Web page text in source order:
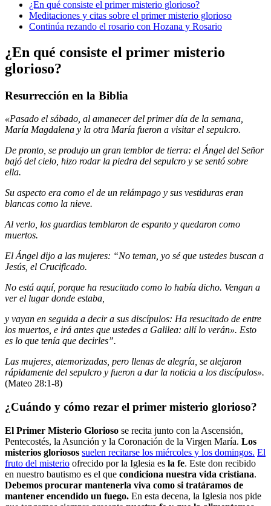
¿En qué consiste el primer misterio glorioso?
Meditaciones y citas sobre el primer misterio glorioso
Continúa rezando el rosario con Hozana y Rosario
¿En qué consiste el primer misterio
glorioso?
Resurrección en la Biblia
«Pasado el sábado, al amanecer del primer día de la semana,
María Magdalena y la otra María fueron a visitar el sepulcro.
De pronto, se produjo un gran temblor de tierra: el Ángel del Señor
bajó del cielo, hizo rodar la piedra del sepulcro y se sentó sobre
ella.
Su aspecto era como el de un relámpago y sus vestiduras eran
blancas como la nieve.
Al verlo, los guardias temblaron de espanto y quedaron como
muertos.
El Ángel dijo a las mujeres: “No teman, yo sé que ustedes buscan a
Jesús, el Crucificado.
No está aquí, porque ha resucitado como lo había dicho. Vengan a
ver el lugar donde estaba,
y vayan en seguida a decir a sus discípulos: Ha resucitado de entre
los muertos, e irá antes que ustedes a Galilea: allí lo verán». Esto
es lo que tenía que decirles”.
Las mujeres, atemorizadas, pero llenas de alegría, se alejaron
rápidamente del sepulcro y fueron a dar la noticia a los discípulos».
(Mateo 28:1-8)
¿Cuándo y cómo rezar el primer misterio glorioso?
El Primer Misterio Glorioso se recita junto con la Ascensión,
Pentecostés, la Asunción y la Coronación de la Virgen María. Los
misterios gloriosos suelen recitarse los miércoles y los domingos. El
fruto del misterio ofrecido por la Iglesia es la fe. Este don recibido
en nuestro bautismo es el que condiciona nuestra vida cristiana.
Debemos procurar mantenerla viva como si tratáramos de
mantener encendido un fuego. En esta decena, la Iglesia nos pide